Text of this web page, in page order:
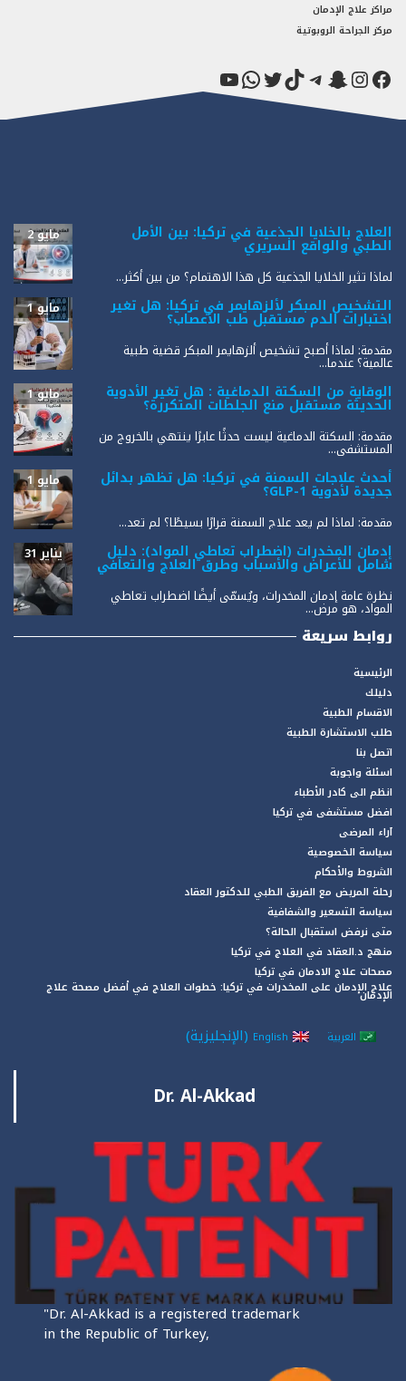
مراكز علاج الإدمان
مركز الجراحة الروبوتية
فيسبوك
إنستجرام
سناب شاتتيليجرام
تيك توكتويترواتساب
يوتيوب
العلاج بالخلايا الجذعية في تركيا: بين الأمل
الطبي والواقع السريري
مايو 2
لماذا تثير الخلايا الجذعية كل هذا الاهتمام؟ من بين أكثر...
التشخيص المبكر لألزهايمر في تركيا: هل تغير
اختبارات الدم مستقبل طب الأعصاب؟
مايو 1
مقدمة: لماذا أصبح تشخيص ألزهايمر المبكر قضية طبية
عالمية؟ عندما...
الوقاية من السكتة الدماغية : هل تغير الأدوية
الحديثة مستقبل منع الجلطات المتكررة؟
مايو 1
مقدمة: السكتة الدماغية ليست حدثًا عابرًا ينتهي بالخروج من
المستشفى...
أحدث علاجات السمنة في تركيا: هل تظهر بدائل
جديدة لأدوية GLP-1؟
مايو 1
مقدمة: لماذا لم يعد علاج السمنة قرارًا بسيطًا؟ لم تعد...
إدمان المخدرات (اضطراب تعاطي المواد): دليل
شامل للأعراض والأسباب وطرق العلاج والتعافي
يناير 31
نظرة عامة إدمان المخدرات، ويُسمّى أيضًا اضطراب تعاطي
المواد، هو مرض...
روابط سريعة
الرئيسية
دليلك
الاقسام الطبية
طلب الاستشارة الطبية
اتصل بنا
اسئلة واجوبة
انظم الى كادر الأطباء
افضل مستشفى في تركيا
آراء المرضى
سياسة الخصوصية
الشروط والأحكام
رحلة المريض مع الفريق الطبي للدكتور العقاد
سياسة التسعير والشفافية
متى نرفض استقبال الحالة؟
منهج د.العقاد في العلاج في تركيا
مصحات علاج الادمان في تركيا
علاج الإدمان على المخدرات في تركيا: خطوات العلاج في أفضل مصحة علاج
الإدمان
العربية English
(الإنجليزية)
Dr. Al-Akkad
"Dr. Al-Akkad is a registered trademark
in the Republic of Turkey,